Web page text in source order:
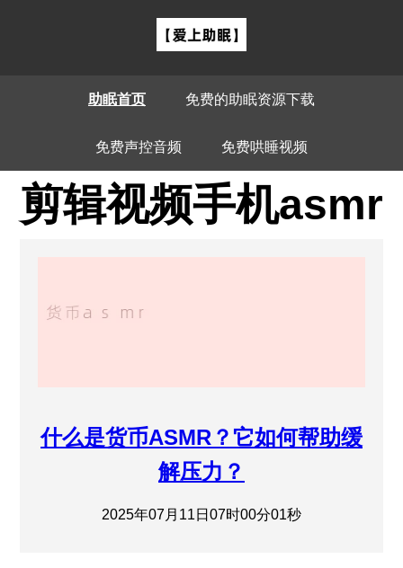
助眠首页 免费的助眠资源下载
免费声控音频 免费哄睡视频
剪辑视频手机asmr
什么是货币ASMR？它如何帮助缓
解压力？
2025年07月11日07时00分01秒